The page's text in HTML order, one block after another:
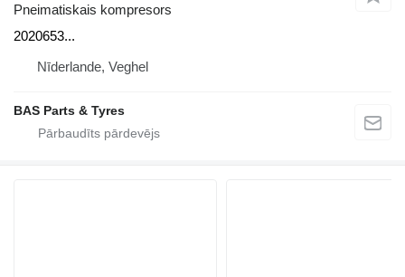
Pneimatiskais kompresors
2020653...
Nīderlande, Veghel
BAS Parts & Tyres